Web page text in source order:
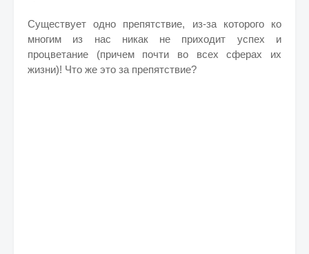
Существует одно препятствие, из-за которого ко
многим из нас никак не приходит успех и
процветание (причем почти во всех сферах их
жизни)! Что же это за препятствие?